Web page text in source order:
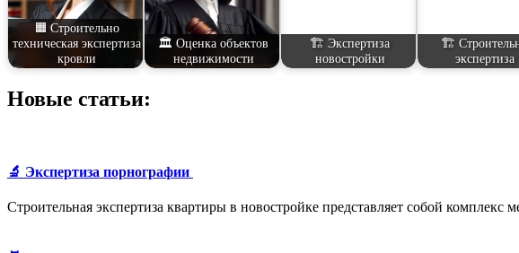
🟧 Строительно
техническая экспертиза
кровли
🏛️ Оценка объектов
недвижимости
🏗️ Экспертиза
новостройки
🏗️
экспертиза
Новые статьи:
🔬 Экспертиза порнографии
Строительная экспертиза квартиры в новостройке представляет собой